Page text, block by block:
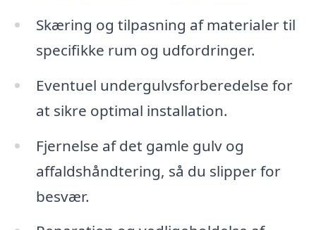
Skæring og tilpasning af materialer til
specifikke rum og udfordringer.
Eventuel undergulvsforberedelse for
at sikre optimal installation.
Fjernelse af det gamle gulv og
affaldshåndtering, så du slipper for
besvær.